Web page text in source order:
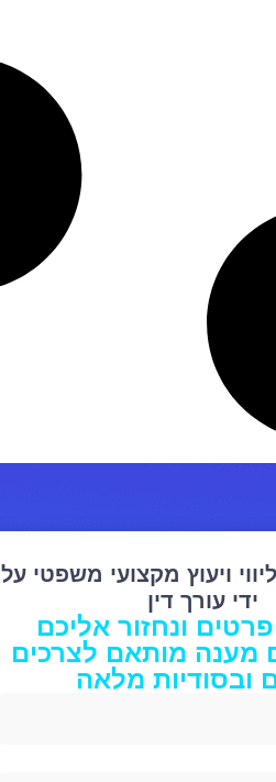
ויעוץ מקצועי משפטי על
ידי עורך דין
ונחזור אליכם
מענה מותאם לצרכים
ובסודיות מלאה